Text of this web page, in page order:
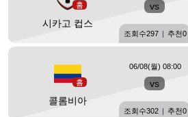
홈
시카고 컵스
vs
조회수297 | 추천0
홈
콜롬비아
vs
06/08(월) 08:00
조회수302 | 추천0